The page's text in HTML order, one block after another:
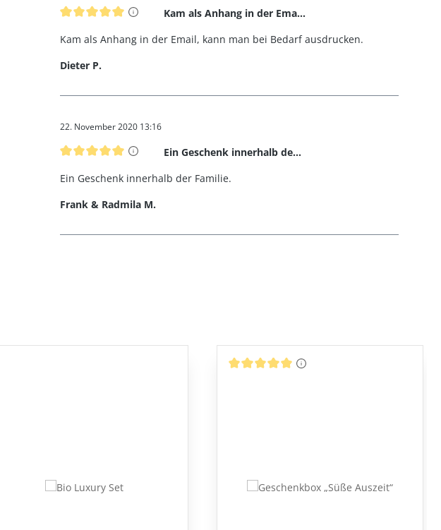
Bewertung mit 5 von 5 SternenKam als Anhang in der Ema...
Kam als Anhang in der Email, kann man bei Bedarf ausdrucken.
Dieter P.
22. November 2020 13:16
Bewertung mit 5 von 5 SternenEin Geschenk innerhalb de...
Ein Geschenk innerhalb der Familie.
Frank & Radmila M.
Durchschnittliche Bewertung von 5 von 5